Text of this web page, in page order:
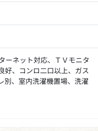
ーネット対応、ＴＶモニタ
好、コンロ二口以上、ガス
別、室内洗濯機置場、洗濯